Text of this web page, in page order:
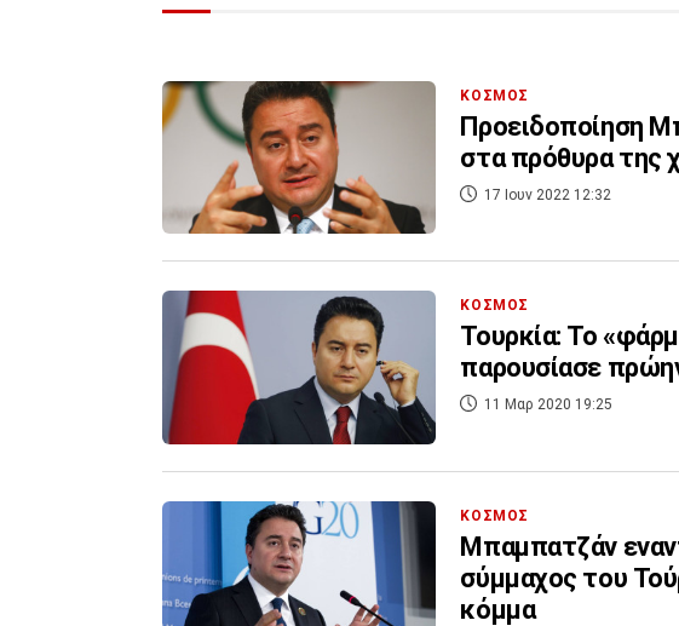
ΚΟΣΜΟΣ
Προειδοποίηση
στα πρόθυρα της
17 Ιουν 2022 12:32
ΚΟΣΜΟΣ
Τουρκία: Το
παρουσίασε
11 Μαρ 2020 19:25
ΚΟΣΜΟΣ
Μπαμπατζάν
σύμμαχος του
κόμμα